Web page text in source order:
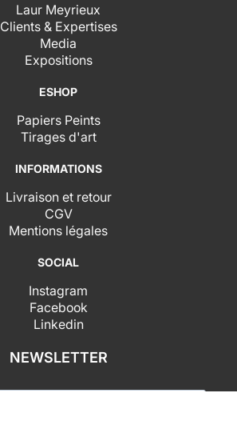
Laur Meyrieux
Clients & Expertises
Media
Expositions
ESHOP
Papiers Peints
Tirages d'art
INFORMATIONS
Livraison et retour
CGV
Mentions légales
SOCIAL
Instagram
Facebook
Linkedin
NEWSLETTER